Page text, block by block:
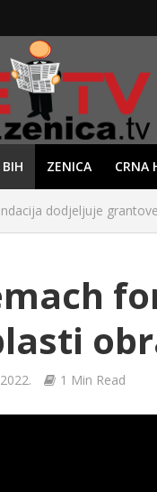
BIH ZENICA CRNA
dodjeljuje
1 Min Read